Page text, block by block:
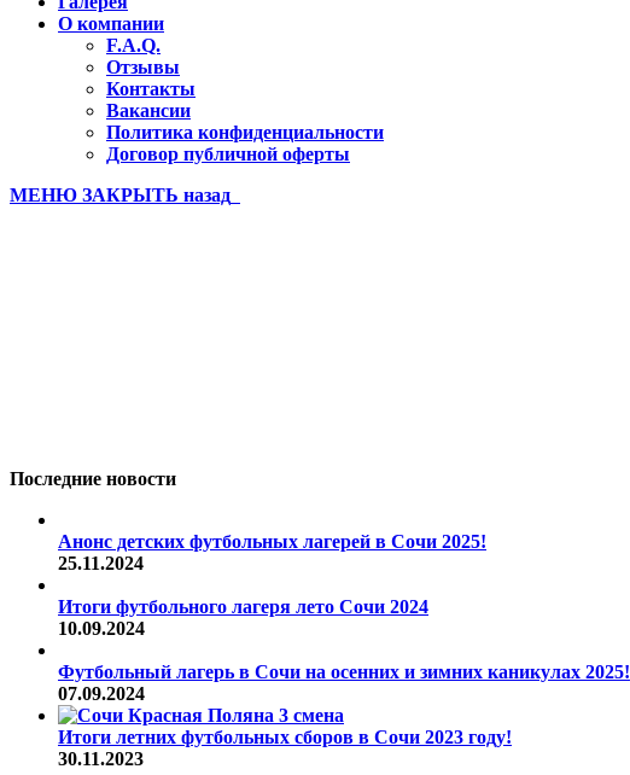
О компании
F.A.Q.
Отзывы
Контакты
Вакансии
Политика конфиденциальности
Договор публичной оферты
МЕНЮ ЗАКРЫТЬ назад
Последние новости
Анонс детских футбольных лагерей в Сочи 2025!
25.11.2024
Итоги футбольного лагеря лето Сочи 2024
10.09.2024
Футбольный лагерь в Сочи на осенних и зимних каникулах 2025!
07.09.2024
Итоги летних футбольных сборов в Сочи 2023 году!
30.11.2023